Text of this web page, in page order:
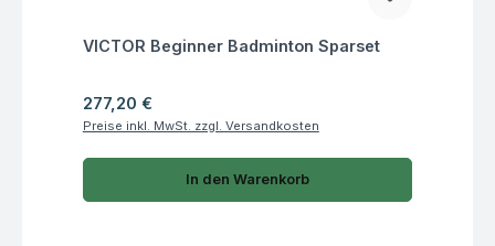
Fragen zum Artikel
VICTOR Beginner Badminton Sparset
Regulärer Preis:
277,20 €
Preise inkl. MwSt. zzgl. Versandkosten
In den Warenkorb